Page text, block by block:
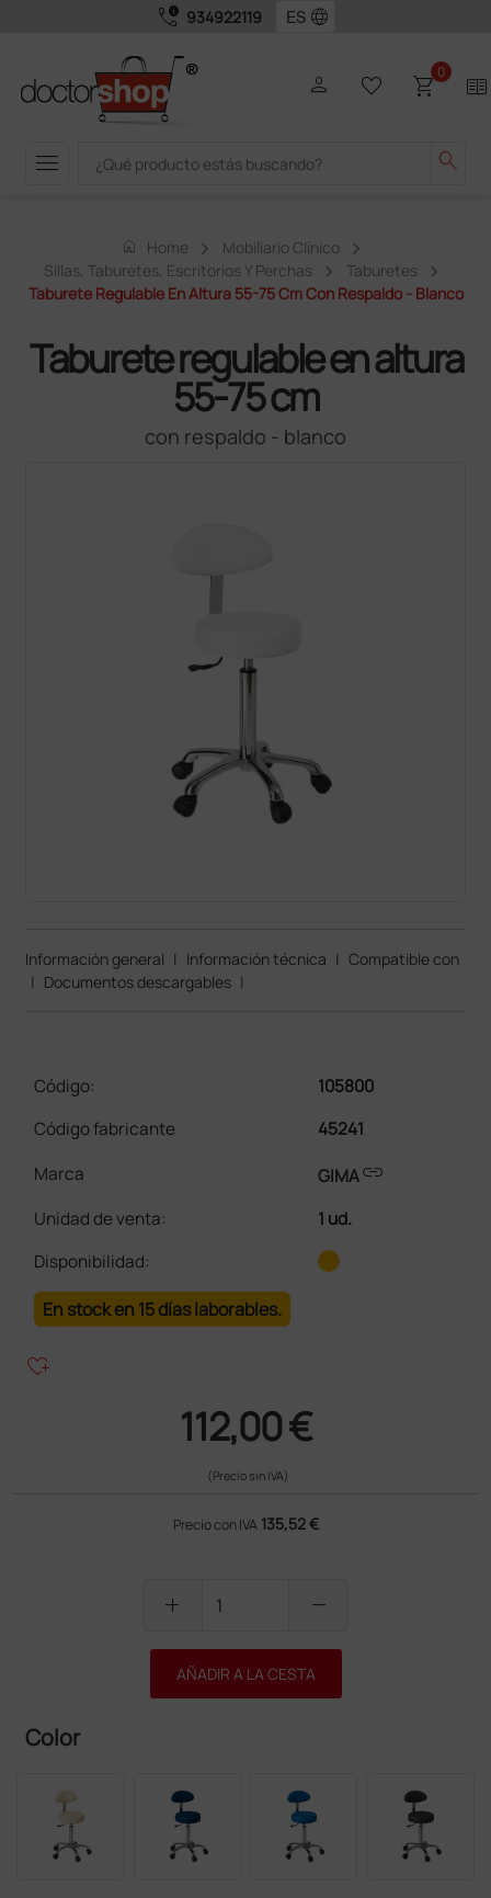
call_quality 934922119 language
menu search
person favorite_border shopping_cart0 two_pager
home Home
Mobiliario Clínico
Sillas, Taburetes, Escritorios Y Perchas
Taburetes
Taburete Regulable En Altura 55-75 Cm Con Respaldo - Blanco
Taburete regulable en altura
55-75 cm
con respaldo - blanco
Información general | Información técnica | Compatible con
| Documentos descargables |
Código:
105800
Código fabricante
45241
Marca
GIMAlink
Unidad de venta:
1 ud.
Disponibilidad:
En stock en 15 días laborables.
heart_plus
112,00 €
(Precio sin IVA)
Precio con IVA 135,52 €
add remove
AÑADIR A LA CESTA
Color